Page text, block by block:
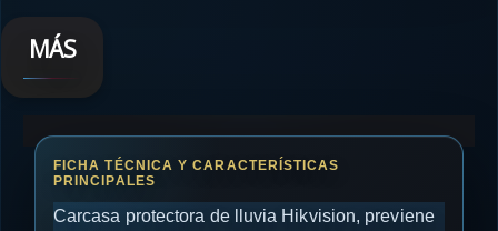
MÁS
Carcasa protectora de lluvia Hikvision, previene